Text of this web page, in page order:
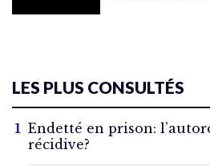
LES PLUS CONSULTÉS
Endetté en prison:
récidive?